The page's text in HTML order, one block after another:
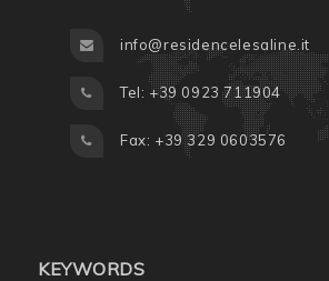
info@residencelesaline.it
Tel: +39 0923 711904
Fax: +39 329 0603576
KEYWORDS